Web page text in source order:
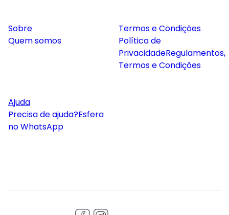
Sobre
Quem somos
Termos e Condições
Política de
PrivacidadeRegulamentos,
Termos e Condições
Ajuda
Precisa de ajuda?Esfera
no WhatsApp